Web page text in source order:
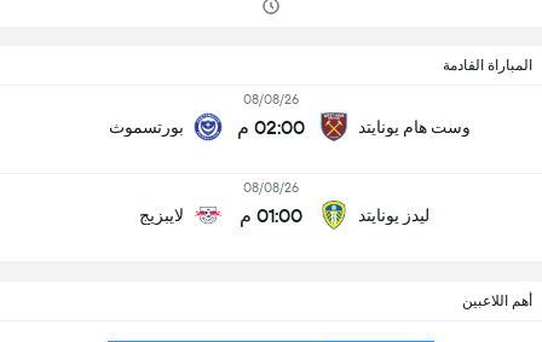
المباراة القادمة
وست هام يونايتد
08/08/26
02:00 م بورتسموث
ليدز يونايتد
08/08/26
01:00 م لايبزيج
أهم اللاعبين